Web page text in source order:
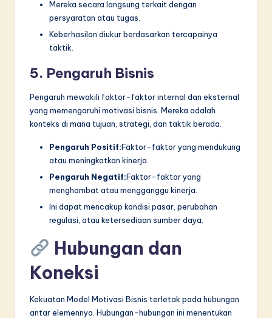
Mereka secara langsung terkait dengan
persyaratan atau tugas.
Keberhasilan diukur berdasarkan tercapainya
taktik.
5. Pengaruh Bisnis
Pengaruh mewakili faktor-faktor internal dan eksternal
yang memengaruhi motivasi bisnis. Mereka adalah
konteks di mana tujuan, strategi, dan taktik berada.
Pengaruh Positif:Faktor-faktor yang mendukung
atau meningkatkan kinerja.
Pengaruh Negatif:Faktor-faktor yang
menghambat atau mengganggu kinerja.
Ini dapat mencakup kondisi pasar, perubahan
regulasi, atau ketersediaan sumber daya.
Hubungan dan
Koneksi
Kekuatan Model Motivasi Bisnis terletak pada hubungan
antar elemennya. Hubungan-hubungan ini menentukan